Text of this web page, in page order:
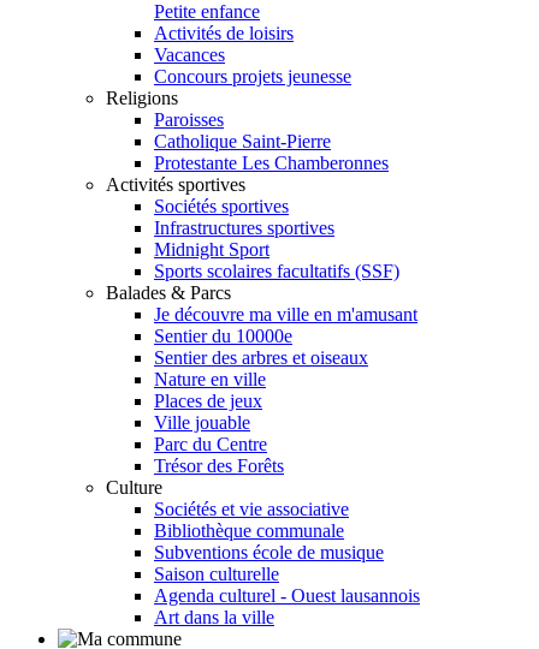
Petite enfance
Activités de loisirs
Vacances
Concours projets jeunesse
Religions
Paroisses
Catholique Saint-Pierre
Protestante Les Chamberonnes
Activités sportives
Sociétés sportives
Infrastructures sportives
Midnight Sport
Sports scolaires facultatifs (SSF)
Balades & Parcs
Je découvre ma ville en m'amusant
Sentier du 10000e
Sentier des arbres et oiseaux
Nature en ville
Places de jeux
Ville jouable
Parc du Centre
Trésor des Forêts
Culture
Sociétés et vie associative
Bibliothèque communale
Subventions école de musique
Saison culturelle
Agenda culturel - Ouest lausannois
Art dans la ville